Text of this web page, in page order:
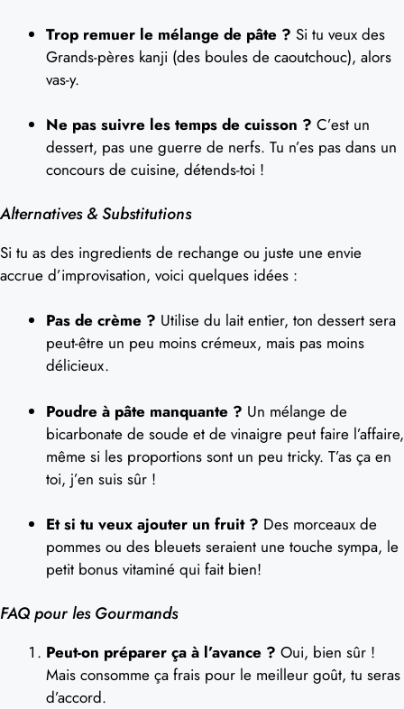
Trop remuer le mélange de pâte ? Si tu veux des
Grands-pères kanji (des boules de caoutchouc), alors
vas-y.
Ne pas suivre les temps de cuisson ? C’est un
dessert, pas une guerre de nerfs. Tu n’es pas dans un
concours de cuisine, détends-toi !
Alternatives & Substitutions
Si tu as des ingredients de rechange ou juste une envie
accrue d’improvisation, voici quelques idées :
Pas de crème ? Utilise du lait entier, ton dessert sera
peut-être un peu moins crémeux, mais pas moins
délicieux.
Poudre à pâte manquante ? Un mélange de
bicarbonate de soude et de vinaigre peut faire l’affaire,
même si les proportions sont un peu tricky. T’as ça en
toi, j’en suis sûr !
Et si tu veux ajouter un fruit ? Des morceaux de
pommes ou des bleuets seraient une touche sympa, le
petit bonus vitaminé qui fait bien!
FAQ pour les Gourmands
Peut-on préparer ça à l’avance ? Oui, bien sûr !
Mais consomme ça frais pour le meilleur goût, tu seras
d’accord.